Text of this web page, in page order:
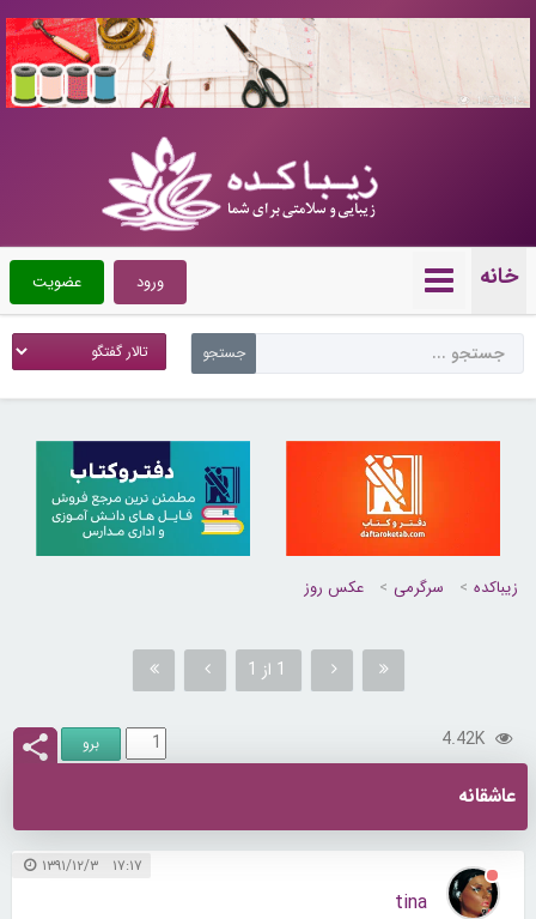
10722919
خانه عضویت ورود
زیباکده سرگرمی عکس روز
1 از 1
4.42K
عاشقانه
۱۷:۱۷ ۱۳۹۱/۱۲/۳
tina